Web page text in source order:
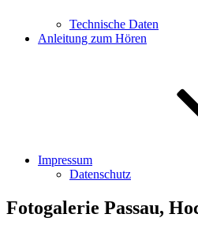
Technische Daten
Anleitung zum Hören
Impressum
Datenschutz
Fotogalerie Passau,